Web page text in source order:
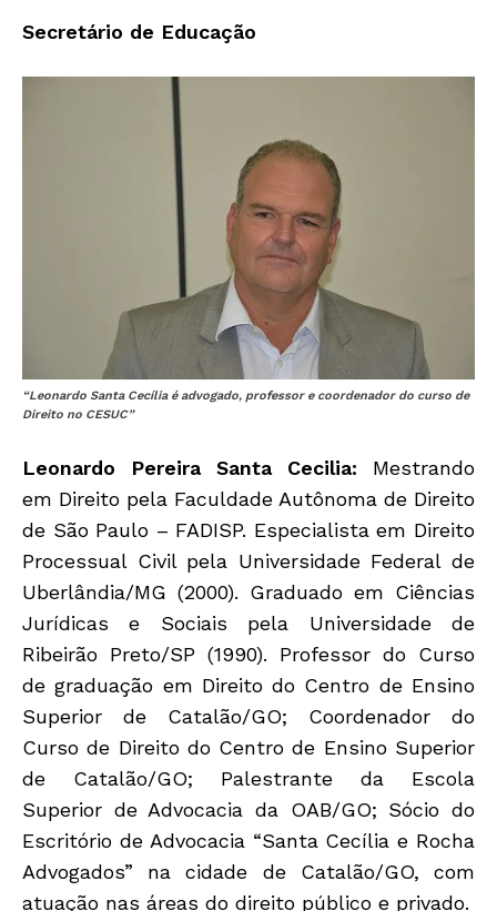
Secretário de Educação
“Leonardo Santa Cecília é advogado, professor e coordenador do curso de
Direito no CESUC”
Leonardo Pereira Santa Cecilia: Mestrando
em Direito pela Faculdade Autônoma de Direito
de São Paulo – FADISP. Especialista em Direito
Processual Civil pela Universidade Federal de
Uberlândia/MG (2000). Graduado em Ciências
Jurídicas e Sociais pela Universidade de
Ribeirão Preto/SP (1990). Professor do Curso
de graduação em Direito do Centro de Ensino
Superior de Catalão/GO; Coordenador do
Curso de Direito do Centro de Ensino Superior
de Catalão/GO; Palestrante da Escola
Superior de Advocacia da OAB/GO; Sócio do
Escritório de Advocacia “Santa Cecília e Rocha
Advogados” na cidade de Catalão/GO, com
atuação nas áreas do direito público e privado.